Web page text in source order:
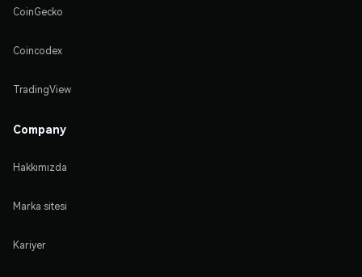
CoinGecko
Coincodex
TradingView
Company
Hakkımızda
Marka sitesi
Kariyer